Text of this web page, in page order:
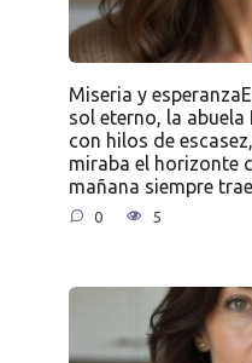
Miseria y
sol eterno, la abuela
con hilos de
miraba el horizonte
mañana siempre
0 5